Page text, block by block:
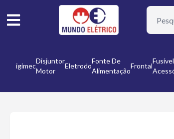
Digimec
Disjuntor
Motor
Eletrodo
Fonte De
Alimentação
Frontal